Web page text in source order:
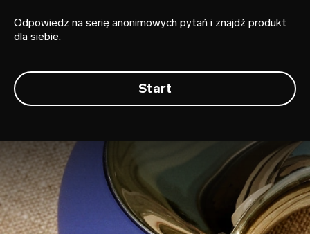
Odpowiedz na serię anonimowych pytań i znajdź produkt
dla siebie.